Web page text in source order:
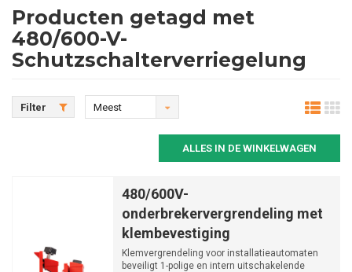
Producten getagd met
480/600-V-
Schutzschalterverriegelung
Filter
Meest
ALLES IN DE WINKELWAGEN
480/600V-
onderbrekervergrendeling met
klembevestiging
Klemvergrendeling voor installatieautomaten
beveiligt 1-polige en intern uitschakelende